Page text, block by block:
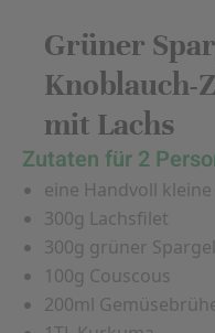
Grüner
Knoblauch-
mit Lachs
Zutaten für 2
eine Handvoll
300g Lachsfilet
300g grüner Spargel
100g Couscous
200ml